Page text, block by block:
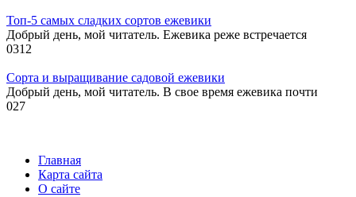
Топ-5 самых сладких сортов ежевики
Добрый день, мой читатель. Ежевика реже встречается
0312
Сорта и выращивание садовой ежевики
Добрый день, мой читатель. В свое время ежевика почти
027
Главная
Карта сайта
О сайте